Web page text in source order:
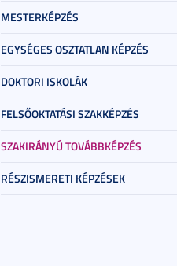
MESTERKÉPZÉS
EGYSÉGES OSZTATLAN KÉPZÉS
DOKTORI ISKOLÁK
FELSŐOKTATÁSI SZAKKÉPZÉS
SZAKIRÁNYÚ TOVÁBBKÉPZÉS
RÉSZISMERETI KÉPZÉSEK